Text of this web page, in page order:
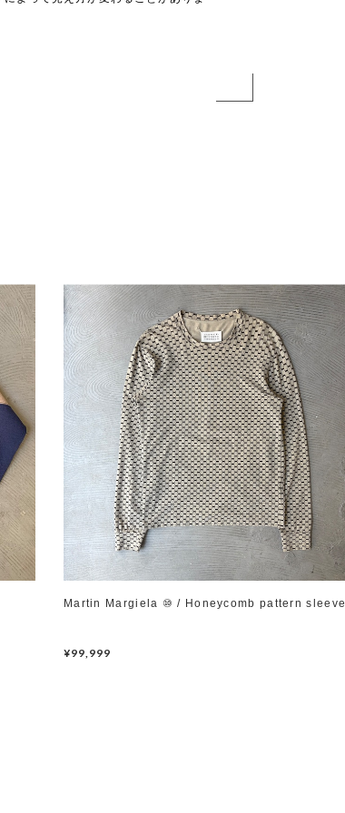
Martin Margiela ⑩ / Honeycomb pattern sleeve
¥99,999